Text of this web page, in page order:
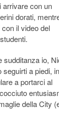
arrivare con un
dorati,
il video del
sudditanza io,
a piedi,
a portarci al
della City